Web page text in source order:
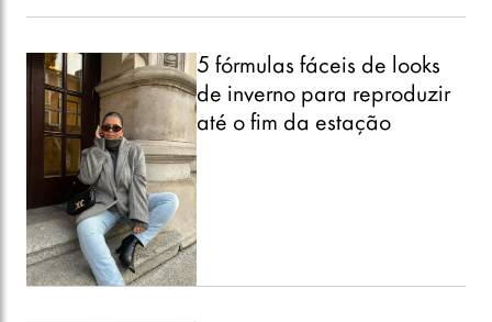
5 fórmulas fáceis de looks
de inverno para reproduzir
até o fim da estação